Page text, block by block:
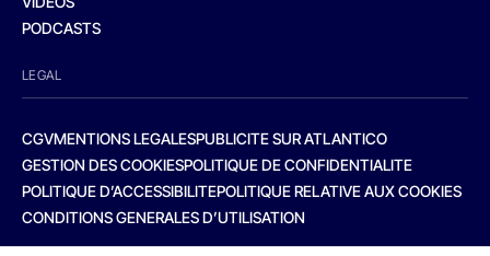
PODCASTS
LEGAL
CGVMENTIONS LEGALESPUBLICITE SUR ATLANTICO
GESTION DES COOKIESPOLITIQUE DE CONFIDENTIALITE
POLITIQUE D’ACCESSIBILITEPOLITIQUE RELATIVE AUX COOKIES
CONDITIONS GENERALES D’UTILISATION